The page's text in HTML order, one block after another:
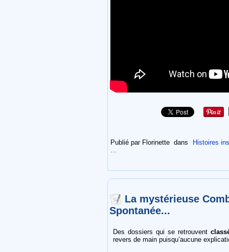
Publié par Florinette dans
Histoires
…
La mystérieuse
Spontanée...
Des dossiers qui se retrouvent
revers de main puisqu’aucune